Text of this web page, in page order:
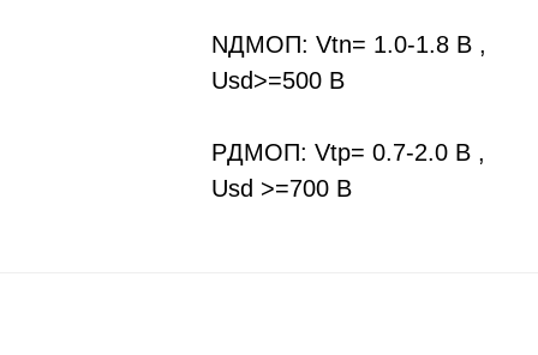
NДMOП: Vtn= 1.0-1.8 B ,
Usd>=500 В
PДMOП: Vtp= 0.7-2.0 B ,
Usd >=700 В